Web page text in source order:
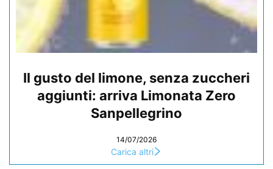
Il gusto del limone, senza zuccheri
aggiunti: arriva Limonata Zero
Sanpellegrino
14/07/2026
Carica altri